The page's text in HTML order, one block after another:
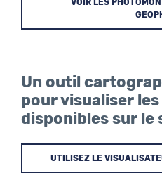
VOIR LES
Un outil
pour visualiser
disponibles sur le
UTILISEZ LE